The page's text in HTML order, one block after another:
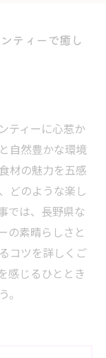
ティーで癒し
ティーに心惹か
自然豊かな環境
材の魅力を五感
どのような楽し
では、長野県な
の素晴らしさと
コツを詳しくご
感じるひととき